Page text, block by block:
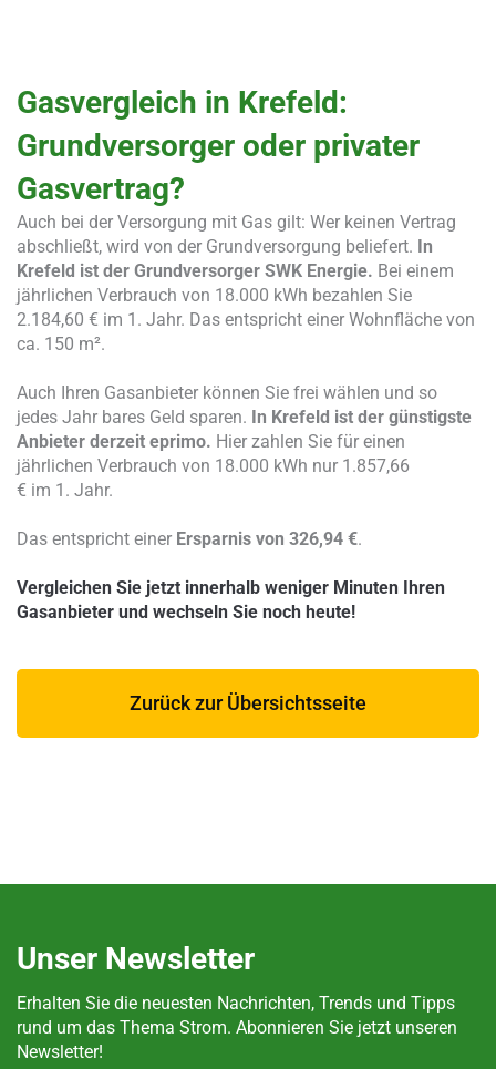
Gasvergleich in Krefeld:
Grundversorger oder privater
Gasvertrag?
Auch bei der Versorgung mit Gas gilt: Wer keinen Vertrag
abschließt, wird von der Grundversorgung beliefert. In
Krefeld ist der Grundversorger SWK Energie. Bei einem
jährlichen Verbrauch von 18.000 kWh bezahlen Sie
2.184,60 € im 1. Jahr. Das entspricht einer Wohnfläche von
ca. 150 m².
Auch Ihren Gasanbieter können Sie frei wählen und so
jedes Jahr bares Geld sparen. In Krefeld ist der günstigste
Anbieter derzeit eprimo. Hier zahlen Sie für einen
jährlichen Verbrauch von 18.000 kWh nur 1.857,66
€ im 1. Jahr.
Das entspricht einer Ersparnis von 326,94 €.
Vergleichen Sie jetzt innerhalb weniger Minuten Ihren
Gasanbieter und wechseln Sie noch heute!
Zurück zur Übersichtsseite
Unser Newsletter
Erhalten Sie die neuesten Nachrichten, Trends und Tipps
rund um das Thema Strom. Abonnieren Sie jetzt unseren
Newsletter!